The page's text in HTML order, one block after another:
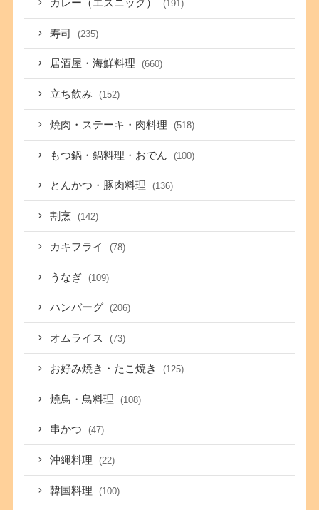
カレー（エスニック） (191)
寿司 (235)
居酒屋・海鮮料理 (660)
立ち飲み (152)
焼肉・ステーキ・肉料理 (518)
もつ鍋・鍋料理・おでん (100)
とんかつ・豚肉料理 (136)
割烹 (142)
カキフライ (78)
うなぎ (109)
ハンバーグ (206)
オムライス (73)
お好み焼き・たこ焼き (125)
焼鳥・鳥料理 (108)
串かつ (47)
沖縄料理 (22)
韓国料理 (100)